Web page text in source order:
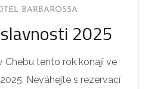
BARBAROSSA
2025
Chebu tento rok konají ve
Neváhejte s rezervací